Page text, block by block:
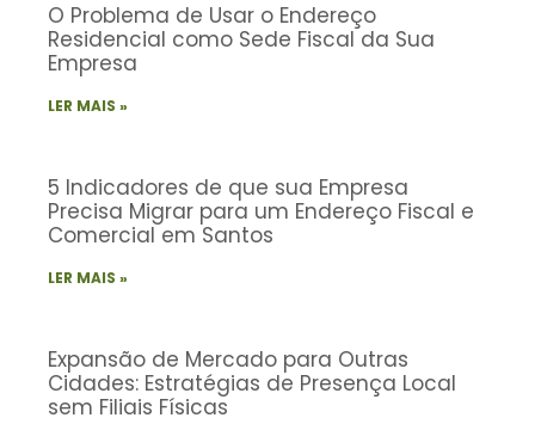
O Problema de Usar o Endereço
Residencial como Sede Fiscal da Sua
Empresa
LER MAIS »
5 Indicadores de que sua Empresa
Precisa Migrar para um Endereço Fiscal e
Comercial em Santos
LER MAIS »
Expansão de Mercado para Outras
Cidades: Estratégias de Presença Local
sem Filiais Físicas